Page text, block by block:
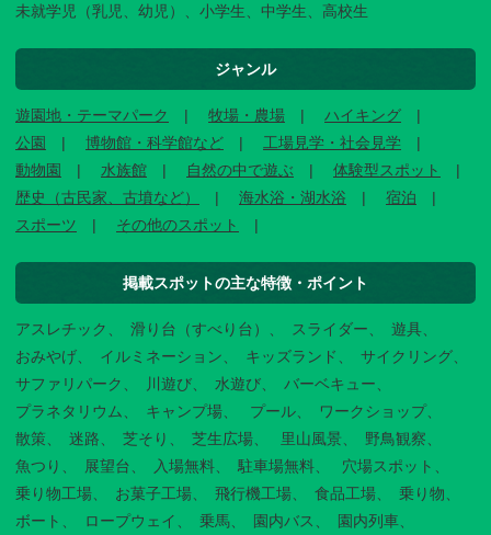
未就学児（乳児、幼児）、小学生、中学生、高校生
ジャンル
遊園地・テーマパーク 牧場・農場
ハイキング
公園
博物館・科学館など
工場見学・社会見学
動物園
水族館 自然の中で遊ぶ
体験型スポット
歴史（古民家、古墳など）
海水浴・湖水浴
宿泊
スポーツ
その他のスポット
掲載スポットの主な特徴・ポイント
アスレチック 滑り台（すべり台） スライダー
遊具
おみやげ
イルミネーション キッズランド
サイクリング
サファリパーク
川遊び 水遊び
バーベキュー
プラネタリウム
キャンプ場 プール
ワークショップ
散策
迷路 芝そり 芝生広場 里山風景
野鳥観察
魚つり
展望台 入場無料 駐車場無料
穴場スポット
乗り物工場
お菓子工場 飛行機工場 食品工場
乗り物
ボート
ロープウェイ 乗馬 園内バス 園内列車